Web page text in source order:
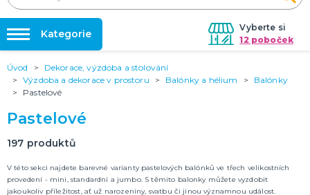
Vyberte si
12 poboček
❤️ Rozlučky se svobodou ❤️
Dárky s potiskem
🎨 POTISK NA MÍRU
Nafukování balónků
Výzdoba na klíč
Kategorie
⭐ HVĚZDY PRODEJŮ A NOVINKY
🎭 SLAVÍME CELOROČNĚ
Oktoberfest 19.9. - 4.10. 2026
Mikuláš
Vánoce
Silvestr
Svatý Valentýn 14.2.
Masopust & karnevaly
Mezinárodní den žen (MDŽ) 8.3.
Den svatého Patrika 17.3.
Den učitelů 28.3.
Velikonoce 6.4.
Pálení čarodejnic 30.4.
1. máj svátek zamilovaných 1.5.
Den matek 10.5.
Den otců 21.6.
Konec školního roku 30.6.
DALŠÍ KATEGORIE
Úvod
Dekorace, výzdoba a stolování
Výzdoba a dekorace v prostoru
Balónky a hélium
Balónky
Pastelové
Pastelové
197 produktů
V této sekci najdete barevné varianty pastelových balónků ve třech velikostních
provedení - mini, standardní a jumbo. S těmito balonky můžete vyzdobit
jakoukoliv příležitost, ať už narozeniny, svatbu či jinou významnou událost.